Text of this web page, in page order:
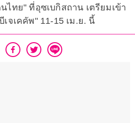
ทย" ที่อุซเบกิสถาน เตรียมเข้า
จเคคัพ" 11-15 เม.ย. นี้